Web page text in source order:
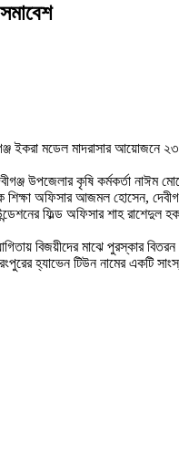
মডেল মাদরাসার আয়োজনে ২৩
উপজেলার কৃষি কর্মকর্তা
শিক্ষা অফিসার আজমল হোসেন,
ফিল্ড অফিসার শাহ
বিজয়ীদের মাঝে পুরস্কার
হ্যাভেন টিউন নামের একটি